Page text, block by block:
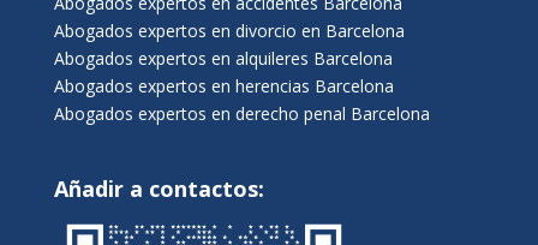
Abogados expertos en divorcio en Barcelona
Abogados expertos en alquileres Barcelona
Abogados expertos en herencias Barcelona
Abogados expertos en derecho penal Barcelona
Añadir a contactos: